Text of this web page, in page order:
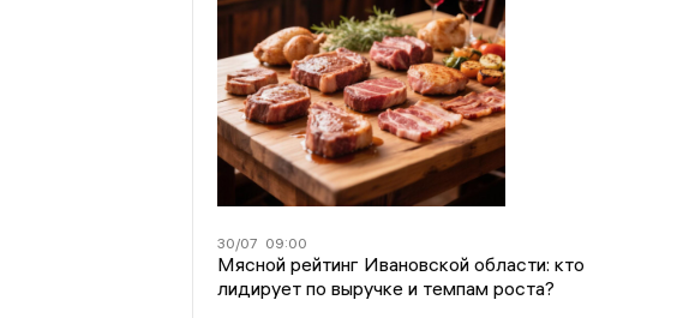
30/07 09:00
Мясной рейтинг Ивановской области: кто
лидирует по выручке и темпам роста?